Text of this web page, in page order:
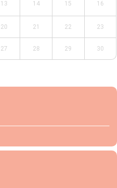
13 14 15 16
20 21 22 23
27 28 29 30